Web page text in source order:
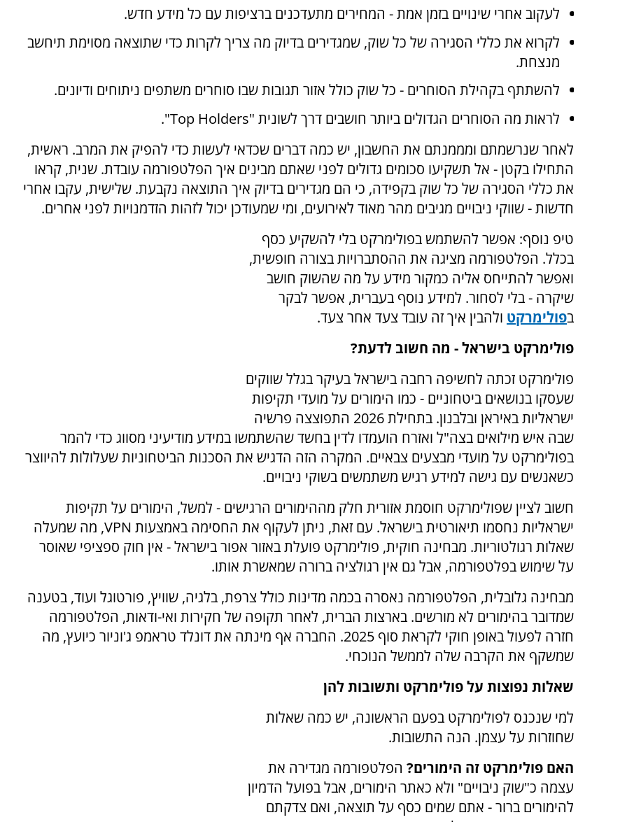
לעקוב אחרי שינויים בזמן אמת - המחירים מתעדכנים ברציפות עם כל מידע חדש.
לקרוא את כללי הסגירה של כל שוק, שמגדירים בדיוק מה צריך לקרות כדי שתוצאה מסוימת תיחשב
מנצחת.
להשתתף בקהילת הסוחרים - כל שוק כולל אזור תגובות שבו סוחרים משתפים ניתוחים ודיונים.
לראות מה הסוחרים הגדולים ביותר חושבים דרך לשונית "Top Holders
".
לאחר שנרשמתם ומממנתם את החשבון, יש כמה דברים שכדאי לעשות כדי להפיק את המרב. ראשית,
התחילו בקטן - אל תשקיעו סכומים גדולים לפני שאתם מבינים איך הפלטפורמה עובדת. שנית, קראו
את כללי הסגירה של כל שוק בקפידה, כי הם מגדירים בדיוק איך התוצאה נקבעת. שלישית, עקבו אחרי
חדשות - שווקי ניבויים מגיבים מהר מאוד לאירועים, ומי שמעודכן יכול לזהות הזדמנויות לפני אחרים.
טיפ נוסף: אפשר להשתמש בפולימרקט בלי להשקיע כסף
בכלל. הפלטפורמה מציגה את ההסתברויות בצורה חופשית,
ואפשר להתייחס אליה כמקור מידע על מה שהשוק חושב
שיקרה - בלי לסחור. למידע נוסף בעברית, אפשר לבקר
בפולימרקט ולהבין איך זה עובד צעד אחר צעד.
פולימרקט בישראל - מה חשוב לדעת?
פולימרקט זכתה לחשיפה רחבה בישראל בעיקר בגלל שווקים
שעסקו בנושאים ביטחוניים - כמו הימורים על מועדי תקיפות
ישראליות באיראן ובלבנון. בתחילת 2026 התפוצצה פרשיה
שבה איש מילואים בצה"ל ואזרח הועמדו לדין בחשד שהשתמשו במידע מודיעיני מסווג כדי להמר
בפולימרקט על מועדי מבצעים צבאיים. המקרה הזה הדגיש את הסכנות הביטחוניות שעלולות להיווצר
כשאנשים עם גישה למידע רגיש משתמשים בשוקי ניבויים.
חשוב לציין שפולימרקט חוסמת אזורית חלק מההימורים הרגישים - למשל, הימורים על תקיפות
ישראליות נחסמו תיאורטית בישראל. עם זאת, ניתן לעקוף את החסימה באמצעות VPN, מה שמעלה
שאלות רגולטוריות. מבחינה חוקית, פולימרקט פועלת באזור אפור בישראל - אין חוק ספציפי שאוסר
על שימוש בפלטפורמה, אבל גם אין רגולציה ברורה שמאשרת אותו.
מבחינה גלובלית, הפלטפורמה נאסרה בכמה מדינות כולל צרפת, בלגיה, שוויץ, פורטוגל ועוד, בטענה
שמדובר בהימורים לא מורשים. בארצות הברית, לאחר תקופה של חקירות ואי-ודאות, הפלטפורמה
חזרה לפעול באופן חוקי לקראת סוף 2025. החברה אף מינתה את דונלד טראמפ ג'וניור כיועץ, מה
שמשקף את הקרבה שלה לממשל הנוכחי.
שאלות נפוצות על פולימרקט ותשובות להן
למי שנכנס לפולימרקט בפעם הראשונה, יש כמה שאלות
שחוזרות על עצמן. הנה התשובות.
האם פולימרקט זה הימורים? הפלטפורמה מגדירה את
עצמה כ"שוק ניבויים" ולא כאתר הימורים, אבל בפועל הדמיון
להימורים ברור - אתם שמים כסף על תוצאה, ואם צדקתם